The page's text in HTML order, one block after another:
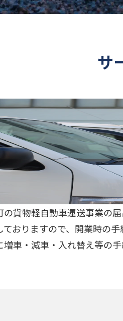
サ
の貨物軽自動車運送事業の
ておりますので、開業時の
車・減車・入れ替え等の手